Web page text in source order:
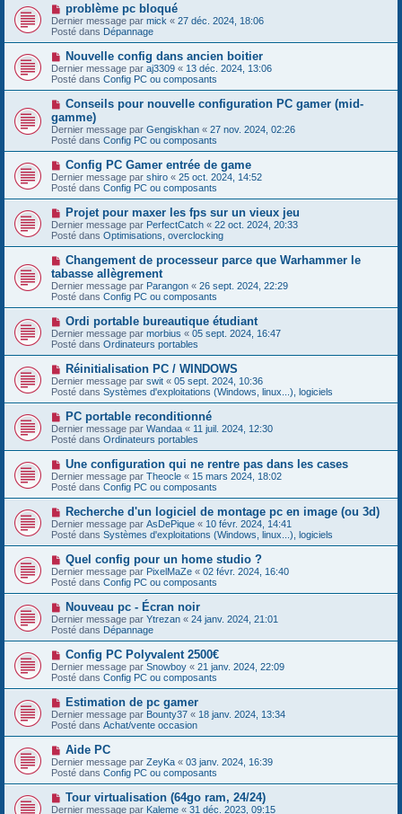
s
s
a
g
e
u
m
e
s
a
g
e
N
o
u
v
e
a
u
m
e
s
s
a
g
e
problème pc bloqué
Dernier message par mick « 27 déc. 2024, 18:06
Posté dans Dépannage
N
o
u
v
a
u
m
e
s
s
g
e
Nouvelle config dans ancien boitier
Dernier message par aj3309 « 13 déc. 2024, 13:06
Posté dans Config PC ou composants
N
u
v
e
a
u
m
e
s
s
a
g
e
Conseils pour nouvelle configuration PC gamer (mid-
gamme)
Dernier message par Gengiskhan « 27 nov. 2024, 02:26
Posté dans Config PC ou composants
N
o
u
v
e
a
u
m
e
s
s
a
g
e
Config PC Gamer entrée de game
Dernier message par shiro « 25 oct. 2024, 14:52
Posté dans Config PC ou composants
N
o
u
v
a
u
m
e
s
s
g
e
Projet pour maxer les fps sur un vieux jeu
Dernier message par PerfectCatch « 22 oct. 2024, 20:33
Posté dans Optimisations, overclocking
N
o
u
v
e
a
u
m
e
s
s
a
g
e
Changement de processeur parce que Warhammer le
tabasse allègrement
Dernier message par Parangon « 26 sept. 2024, 22:29
Posté dans Config PC ou composants
N
o
u
v
e
a
u
m
e
s
a
g
e
Ordi portable bureautique étudiant
Dernier message par morbius « 05 sept. 2024, 16:47
Posté dans Ordinateurs portables
N
o
u
v
e
a
u
m
e
s
s
a
g
e
Réinitialisation PC / WINDOWS
Dernier message par swit « 05 sept. 2024, 10:36
Posté dans Systèmes d'exploitations (Windows, linux...), logiciels
N
o
u
v
e
a
u
m
e
s
a
g
e
PC portable reconditionné
Dernier message par Wandaa « 11 juil. 2024, 12:30
Posté dans Ordinateurs portables
N
o
u
v
e
a
u
m
e
s
s
a
g
e
Une configuration qui ne rentre pas dans les cases
Dernier message par Theocle « 15 mars 2024, 18:02
Posté dans Config PC ou composants
N
o
u
v
a
u
m
e
s
a
g
e
Recherche d'un logiciel de montage pc en image (ou 3d)
Dernier message par AsDePique « 10 févr. 2024, 14:41
Posté dans Systèmes d'exploitations (Windows, linux...), logiciels
N
o
u
v
e
a
u
m
e
s
s
a
g
e
Quel config pour un home studio ?
Dernier message par PixelMaZe « 02 févr. 2024, 16:40
Posté dans Config PC ou composants
N
o
u
v
a
u
m
e
s
a
g
Nouveau pc - Écran noir
Dernier message par Ytrezan « 24 janv. 2024, 21:01
Posté dans Dépannage
N
o
u
v
e
a
u
m
e
s
s
a
g
e
Config PC Polyvalent 2500€
Dernier message par Snowboy « 21 janv. 2024, 22:09
Posté dans Config PC ou composants
N
o
u
v
a
u
m
e
s
s
Estimation de pc gamer
Dernier message par Bounty37 « 18 janv. 2024, 13:34
Posté dans Achat/vente occasion
N
o
u
v
e
u
Aide PC
Dernier message par ZeyKa « 03 janv. 2024, 16:39
Posté dans Config PC ou composants
N
o
Tour virtualisation (64go ram, 24/24)
Dernier message par Kaleme « 31 déc. 2023, 09:15